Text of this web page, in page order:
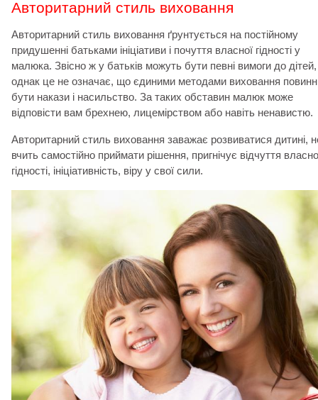
Авторитарний стиль виховання
Авторитарний стиль виховання ґрунтується на постійному
придушенні батьками ініціативи і почуття власної гідності у
малюка. Звісно ж у батьків можуть бути певні вимоги до дітей,
однак це не означає, що єдиними методами виховання
бути накази і насильство. За таких обставин малюк може
відповісти вам брехнею, лицемірством або навіть ненавистю.
Авторитарний стиль виховання заважає розвиватися дитині,
вчить самостійно приймати рішення, пригнічує відчуття
гідності, ініціативність, віру у свої сили.